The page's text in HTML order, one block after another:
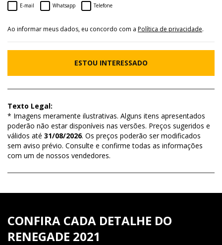
E-mail Whatsapp Telefone
Ao informar meus dados, eu concordo com a Política de privacidade.
ESTOU INTERESSADO
Texto Legal:
* Imagens meramente ilustrativas. Alguns itens apresentados
poderão não estar disponíveis nas versões. Preços sugeridos e
válidos até 31/08/2026. Os preços poderão ser modificados
sem aviso prévio. Consulte e confirme todas as informações
com um de nossos vendedores.
CONFIRA CADA DETALHE DO
RENEGADE 2021